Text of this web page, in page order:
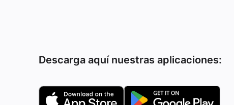
Descarga aquí nuestras aplicaciones: